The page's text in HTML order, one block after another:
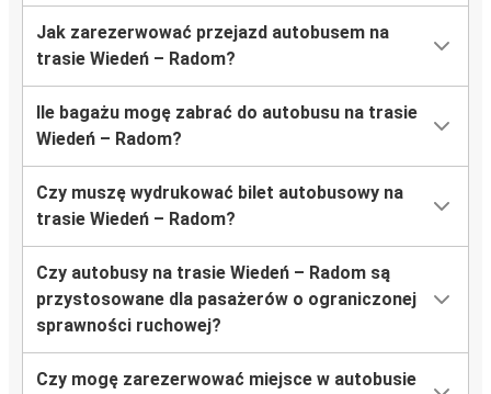
Jak zarezerwować przejazd autobusem na
trasie Wiedeń – Radom?
Ile bagażu mogę zabrać do autobusu na trasie
Wiedeń – Radom?
Czy muszę wydrukować bilet autobusowy na
trasie Wiedeń – Radom?
Czy autobusy na trasie Wiedeń – Radom są
przystosowane dla pasażerów o ograniczonej
sprawności ruchowej?
Czy mogę zarezerwować miejsce w autobusie